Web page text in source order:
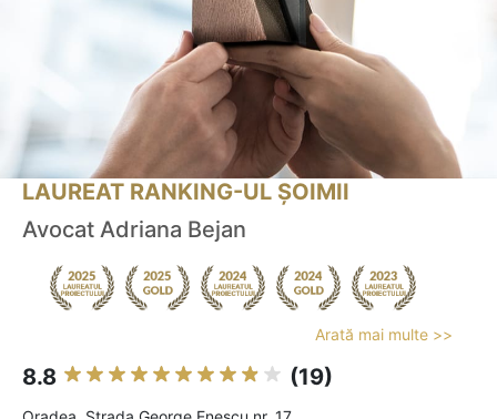
LAUREAT RANKING-UL ȘOIMII
Avocat Adriana Bejan
Arată mai multe >>
8.8 (19)